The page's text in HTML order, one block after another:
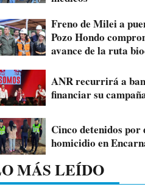
Freno de Milei a
Pozo Hondo
avance de la ruta
ANR recurrirá a
financiar su
Cinco detenidos por
homicidio en
MÁS LEÍDO